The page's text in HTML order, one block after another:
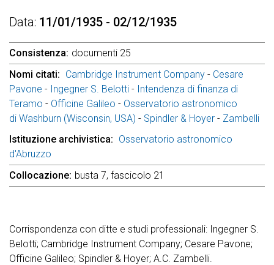
Data 11/01/1935 - 02/12/1935
Consistenza documenti 25
Nomi citati
Cambridge Instrument Company - Cesare
Pavone - Ingegner S. Belotti - Intendenza di finanza di
Teramo - Officine Galileo - Osservatorio astronomico
di Washburn (Wisconsin, USA) - Spindler & Hoyer - Zambelli
Istituzione archivistica
Osservatorio astronomico
d'Abruzzo
Collocazione busta 7, fascicolo 21
Corrispondenza con ditte e studi professionali: Ingegner S.
Belotti; Cambridge Instrument Company; Cesare Pavone;
Officine Galileo; Spindler & Hoyer; A.C. Zambelli.